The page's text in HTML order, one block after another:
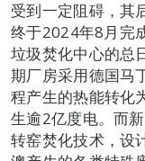
受到一定阻碍，其
终于2024年8月完
垃圾焚化中心的总
期厂房采用德国马
程产生的热能转化
生逾2亿度电。而
转窑焚化技术，设